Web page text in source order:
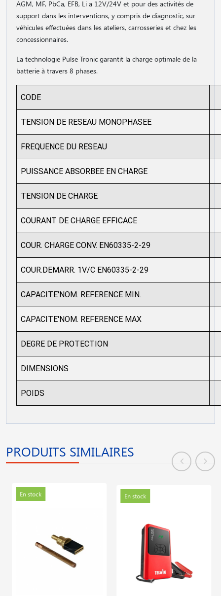
AGM, MF, PbCa, EFB, Li a 12V/24V et pour des activités de
support dans les interventions, y compris de diagnostic, sur
véhicules effectuées dans les ateliers, carrosseries et chez les
concessionnaires.
La technologie Pulse Tronic garantit la charge optimale de la
batterie à travers 8 phases.
CODE
TENSION DE RESEAU MONOPHASEE
FREQUENCE DU RESEAU
PUISSANCE ABSORBEE EN CHARGE
TENSION DE CHARGE
COURANT DE CHARGE EFFICACE
COUR. CHARGE CONV. EN60335-2-29
COUR.DEMARR. 1V/C EN60335-2-29
CAPACITE'NOM. REFERENCE MIN.
CAPACITE'NOM. REFERENCE MAX
DEGRE DE PROTECTION
DIMENSIONS
POIDS
PRODUITS SIMILAIRES
En stock En stock